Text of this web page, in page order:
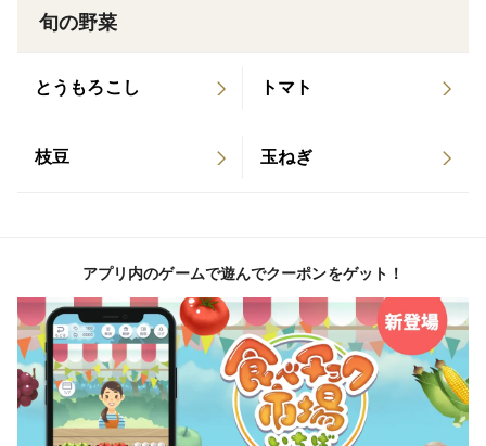
価はニンニク寄りのため食べ過ぎるとお腹が緩くなる人
ではそんなに食べられるのって、天ぷらやおひたし、
です。
また日持ちするように、キムチの素で漬けたり（白菜な
ど混ぜ入れても可）、醤油漬けもいろいろ使えます。醤
油漬けは刻んで冷奴、蒸し鶏に乗せたり和風パスタに
も。刻んでから漬けても使いやすいです。
ふき味噌の要領で行者にんにく味噌も保存性が高くご飯
が進みます。
送 YBC山形放送 ピヨ卵ワイド 柿料理にて妻と
特集してもらう ■2021年4月 NOSAIやまがた広報
月 webやまがたおこしあいネット やまがた探訪
旬の野菜
とうもろこし トマト
枝豆 玉ねぎ
アプリ内のゲームで遊んでクーポンをゲット！